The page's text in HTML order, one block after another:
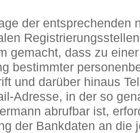
der entsprechenden
gemacht, dass zu
bestimmter
und darüber hinaus
Adresse, in der so
abrufbar ist,
der Bankdaten an die